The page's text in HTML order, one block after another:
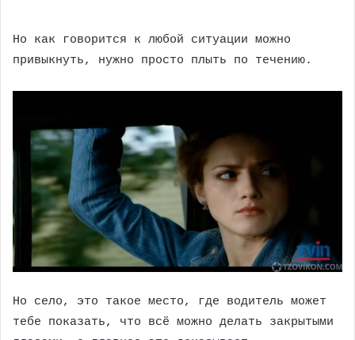
Но как говорится к любой ситуации можно
привыкнуть, нужно просто плыть по течению.
Но село, это такое место, где водитель может
тебе показать, что всё можно делать закрытыми